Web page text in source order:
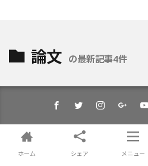
論文 の最新記事4件
© Copyright
ホーム シェア メニュー